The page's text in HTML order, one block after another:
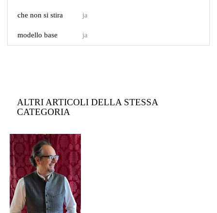
che non si stira ja
modello base ja
ALTRI ARTICOLI DELLA STESSA
CATEGORIA